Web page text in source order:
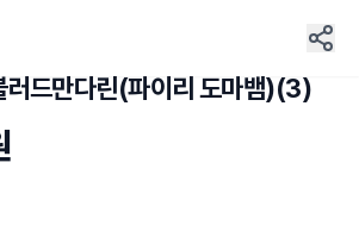
러드만다린(파이리 도마뱀)(3)